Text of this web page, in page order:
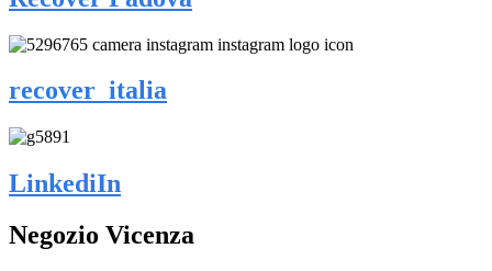
recover_italia
LinkediIn
Negozio Vicenza